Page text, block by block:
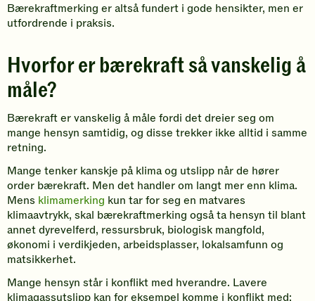
Bærekraftmerking er altså fundert i gode hensikter, men er
utfordrende i praksis.
Hvorfor er bærekraft så vanskelig å
måle?
Bærekraft er vanskelig å måle fordi det dreier seg om
mange hensyn samtidig, og disse trekker ikke alltid i samme
retning.
Mange tenker kanskje på klima og utslipp når de hører
order bærekraft. Men det handler om langt mer enn klima.
Mens klimamerking kun tar for seg en matvares
klimaavtrykk, skal bærekraftmerking også ta hensyn til blant
annet dyrevelferd, ressursbruk, biologisk mangfold,
økonomi i verdikjeden, arbeidsplasser, lokalsamfunn og
matsikkerhet.
Mange hensyn står i konflikt med hverandre. Lavere
klimagassutslipp kan for eksempel komme i konflikt med: